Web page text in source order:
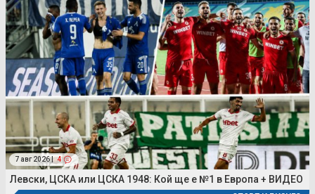
7 авг 2026 | 4
Левски, ЦСКА или ЦСКА 1948: Кой ще е №1 в Европа + ВИДЕО